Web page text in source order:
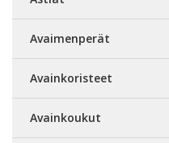
Avaimenperät
Avainkoristeet
Avainkoukut